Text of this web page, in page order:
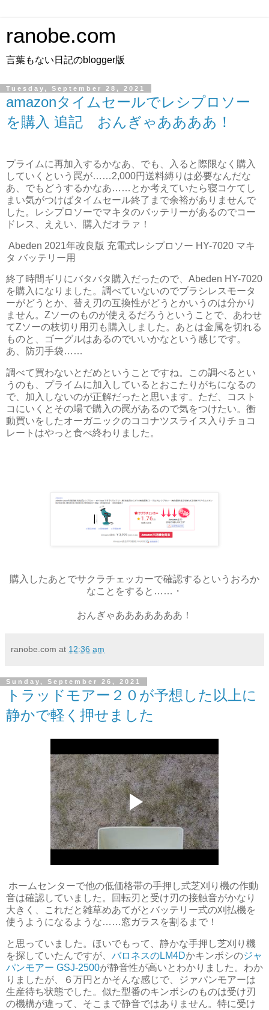
ranobe.com
言葉もない日記のblogger版
Tuesday, September 28, 2021
amazonタイムセールでレシプロソー
を購入 追記 おんぎゃああああ！
プライムに再加入するかなあ、でも、入ると際限なく購入
していくという罠が……2,000円送料縛りは必要なんだな
あ、でもどうするかなあ……とか考えていたら寝コケてし
まい気がつけばタイムセール終了まで余裕がありませんで
した。レシプロソーでマキタのバッテリーがあるのでコー
ドレス、ええい、購入だオラァ！
Abeden 2021年改良版 充電式レシプロソー HY-7020 マキ
タ バッテリー用
終了時間ギリにバタバタ購入だったので、Abeden HY-7020
を購入になりました。調べていないのでブラシレスモータ
ーがどうとか、替え刃の互換性がどうとかいうのは分かり
ません。Zソーのものが使えるだろうということで、あわせ
てZソーの枝切り用刃も購入しました。あとは金属を切れる
ものと、ゴーグルはあるのでいいかなという感じです。
あ、防刃手袋……
調べて買わないとだめということですね。この調べるとい
うのも、プライムに加入しているとおこたりがちになるの
で、加入しないのが正解だったと思います。ただ、コスト
コにいくとその場で購入の罠があるので気をつけたい。衝
動買いをしたオーガニックのココナツスライス入りチョコ
レートはやっと食べ終わりました。
購入したあとでサクラチェッカーで確認するというおろか
なことをすると……・
おんぎゃあああああああ！
ranobe.com at 12:36 am
Sunday, September 26, 2021
トラッドモアー２０が予想した以上に
静かで軽く押せました
ホームセンターで他の低価格帯の手押し式芝刈り機の作動
音は確認していました。回転刃と受け刃の接触音がかなり
大きく、これだと雑草めあてがとバッテリー式の刈払機を
使うようになるような……窓ガラスを割るまで！
と思っていました。ほいでもって、静かな手押し芝刈り機
を探していたんですが、 バロネスのLM4Dかキンボシのジャ
パンモアー GSJ-2500が静音性が高いとわかりました。わか
りましたが、６万円とかそんな感じで、ジァパンモアーは
生産待ち状態でした。似た型番のキンボシのものは受け刃
の機構が違って、そこまで静音ではありません。特に受け